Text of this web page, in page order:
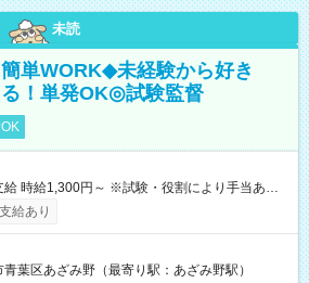
未読
単WORK◆未経験から好き
！単発OK◎試験監督
当あり
り昇給あり 【即給（前払い）オプションあ
る場合、勤務から1週間ほどで給与の一部を受け
擬試験 8:30～17:30（休憩1時間） 時給1,300円
円＋交通費 ※当日の役割により時給＋100
給あり
葉区あざみ野（最寄り駅：あざみ野駅）